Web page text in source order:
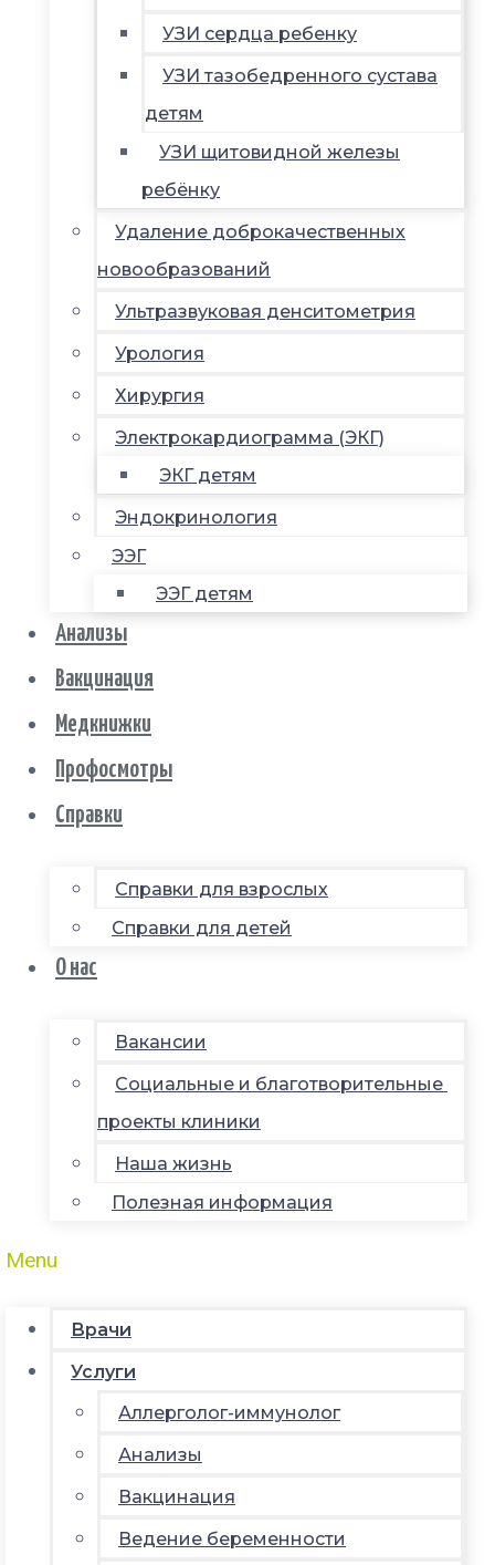
УЗИ сердца ребенку
УЗИ тазобедренного сустава
детям
УЗИ щитовидной железы
ребёнку
Удаление доброкачественных
новообразований
Ультразвуковая денситометрия
Урология
Хирургия
Электрокардиограмма (ЭКГ)
ЭКГ детям
Эндокринология
ЭЭГ
ЭЭГ детям
Анализы
Вакцинация
Медкнижки
Профосмотры
Справки
Справки для взрослых
Справки для детей
О нас
Вакансии
Социальные и благотворительные
проекты клиники
Наша жизнь
Полезная информация
Menu
Врачи
Услуги
Аллерголог-иммунолог
Анализы
Вакцинация
Ведение беременности